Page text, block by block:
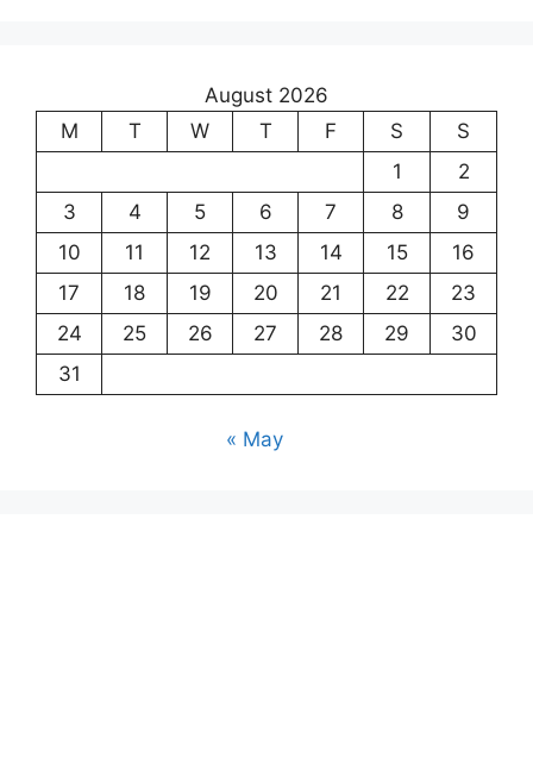
August 2026
M
T W T F S
S
1
2
3
4 5 6 7 8
9
10
11 12 13 14 15
16
17
18 19 20 21 22
23
24
25 26 27 28 29
30
31
« May